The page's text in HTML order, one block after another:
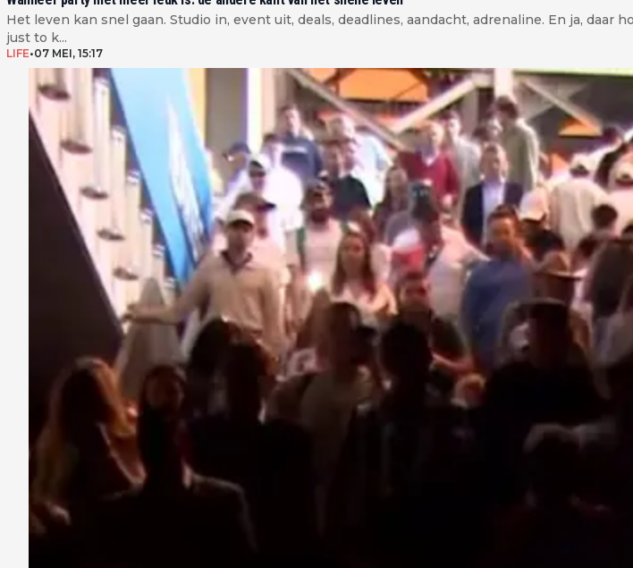
Het leven kan snel gaan. Studio in, event uit, deals, deadlines, aandacht, adrenaline. En ja,
just to k...
LIFE•07 MEI, 15:17